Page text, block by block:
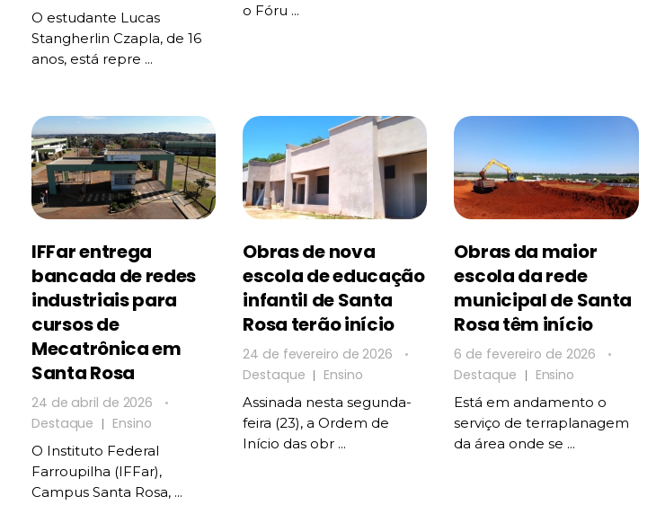
O estudante Lucas
Stangherlin Czapla, de 16
anos, está repre ...
o Fóru ...
IFFar entrega
bancada de redes
industriais para
cursos de
Mecatrônica em
Santa Rosa
24 de abril de 2026
Destaque
Ensino
O Instituto Federal
Farroupilha (IFFar),
Campus Santa Rosa, ...
Obras de nova
escola de educação
infantil de Santa
Rosa terão início
24 de fevereiro de 2026
Destaque
Ensino
Assinada nesta segunda-
feira (23), a Ordem de
Início das obr ...
Obras da maior
escola da rede
municipal de Santa
Rosa têm início
6 de fevereiro de 2026
Destaque
Ensino
Está em andamento o
serviço de terraplanagem
da área onde se ...